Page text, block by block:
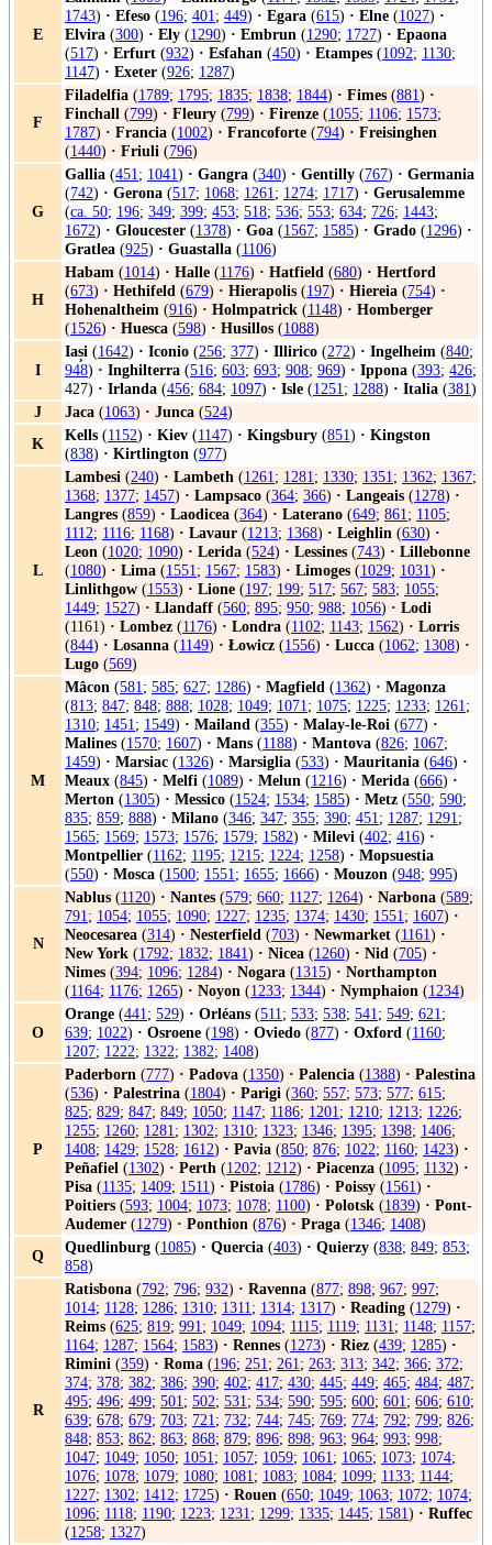
E
1743) · Efeso (196; 401; 449) · Egara (615) · Elne (1027) ·
Elvira (300) · Ely (1290) · Embrun (1290; 1727) · Epaona
(517) · Erfurt (932) · Esfahan (450) · Etampes (1092; 1130;
1147) · Exeter (926; 1287)
F
Filadelfia (1789; 1795; 1835; 1838; 1844) · Fimes (881) ·
Finchall (799) · Fleury (799) · Firenze (1055; 1106; 1573;
1787) · Francia (1002) · Francoforte (794) · Freisinghen
(1440) · Friuli (796)
G
Gallia (451; 1041) · Gangra (340) · Gentilly (767) · Germania
(742) · Gerona (517; 1068; 1261; 1274; 1717) · Gerusalemme
(ca. 50; 196; 349; 399; 453; 518; 536; 553; 634; 726; 1443;
1672) · Gloucester (1378) · Goa (1567; 1585) · Grado (1296) ·
Gratlea (925) · Guastalla (1106)
H
Habam (1014) · Halle (1176) · Hatfield (680) · Hertford
(673) · Hethifeld (679) · Hierapolis (197) · Hiereia (754) ·
Hohenaltheim (916) · Holmpatrick (1148) · Homberger
(1526) · Huesca (598) · Husillos (1088)
I
Iași (1642) · Iconio (256; 377) · Illirico (272) · Ingelheim (840;
948) · Inghilterra (516; 603; 693; 908; 969) · Ippona (393; 426;
427) · Irlanda (456; 684; 1097) · Isle (1251; 1288) · Italia (381)
J
Jaca (1063) · Junca (524)
K
Kells (1152) · Kiev (1147) · Kingsbury (851) · Kingston
(838) · Kirtlington (977)
L
Lambesi (240) · Lambeth (1261; 1281; 1330; 1351; 1362; 1367;
1368; 1377; 1457) · Lampsaco (364; 366) · Langeais (1278) ·
Langres (859) · Laodicea (364) · Laterano (649; 861; 1105;
1112; 1116; 1168) · Lavaur (1213; 1368) · Leighlin (630) ·
Leon (1020; 1090) · Lerida (524) · Lessines (743) · Lillebonne
(1080) · Lima (1551; 1567; 1583) · Limoges (1029; 1031) ·
Linlithgow (1553) · Lione (197; 199; 517; 567; 583; 1055;
1449; 1527) · Llandaff (560; 895; 950; 988; 1056) · Lodi
(1161) · Lombez (1176) · Londra (1102; 1143; 1562) · Lorris
(844) · Losanna (1149) · Łowicz (1556) · Lucca (1062; 1308) ·
Lugo (569)
M
Mâcon (581; 585; 627; 1286) · Magfield (1362) · Magonza
(813; 847; 848; 888; 1028; 1049; 1071; 1075; 1225; 1233; 1261;
1310; 1451; 1549) · Mailand (355) · Malay-le-Roi (677) ·
Malines (1570; 1607) · Mans (1188) · Mantova (826; 1067;
1459) · Marsiac (1326) · Marsiglia (533) · Mauritania (646) ·
Meaux (845) · Melfi (1089) · Melun (1216) · Merida (666) ·
Merton (1305) · Messico (1524; 1534; 1585) · Metz (550; 590;
835; 859; 888) · Milano (346; 347; 355; 390; 451; 1287; 1291;
1565; 1569; 1573; 1576; 1579; 1582) · Milevi (402; 416) ·
Montpellier (1162; 1195; 1215; 1224; 1258) · Mopsuestia
(550) · Mosca (1500; 1551; 1655; 1666) · Mouzon (948; 995)
N
Nablus (1120) · Nantes (579; 660; 1127; 1264) · Narbona (589;
791; 1054; 1055; 1090; 1227; 1235; 1374; 1430; 1551; 1607) ·
Neocesarea (314) · Nesterfield (703) · Newmarket (1161) ·
New York (1792; 1832; 1841) · Nicea (1260) · Nid (705) ·
Nimes (394; 1096; 1284) · Nogara (1315) · Northampton
(1164; 1176; 1265) · Noyon (1233; 1344) · Nymphaion (1234)
O
Orange (441; 529) · Orléans (511; 533; 538; 541; 549; 621;
639; 1022) · Osroene (198) · Oviedo (877) · Oxford (1160;
1207; 1222; 1322; 1382; 1408)
P
Paderborn (777) · Padova (1350) · Palencia (1388) · Palestina
(536) · Palestrina (1804) · Parigi (360; 557; 573; 577; 615;
825; 829; 847; 849; 1050; 1147; 1186; 1201; 1210; 1213; 1226;
1255; 1260; 1281; 1302; 1310; 1323; 1346; 1395; 1398; 1406;
1408; 1429; 1528; 1612) · Pavia (850; 876; 1022; 1160; 1423) ·
Peñafiel (1302) · Perth (1202; 1212) · Piacenza (1095; 1132) ·
Pisa (1135; 1409; 1511) · Pistoia (1786) · Poissy (1561) ·
Poitiers (593; 1004; 1073; 1078; 1100) · Polotsk (1839) · Pont-
Audemer (1279) · Ponthion (876) · Praga (1346; 1408)
Q
Quedlinburg (1085) · Quercia (403) · Quierzy (838; 849; 853;
858)
R
Ratisbona (792; 796; 932) · Ravenna (877; 898; 967; 997;
1014; 1128; 1286; 1310; 1311; 1314; 1317) · Reading (1279) ·
Reims (625; 819; 991; 1049; 1094; 1115; 1119; 1131; 1148; 1157;
1164; 1287; 1564; 1583) · Rennes (1273) · Riez (439; 1285) ·
Rimini (359) · Roma (196; 251; 261; 263; 313; 342; 366; 372;
374; 378; 382; 386; 390; 402; 417; 430; 445; 449; 465; 484; 487;
495; 496; 499; 501; 502; 531; 534; 590; 595; 600; 601; 606; 610;
639; 678; 679; 703; 721; 732; 744; 745; 769; 774; 792; 799; 826;
848; 853; 862; 863; 868; 879; 896; 898; 963; 964; 993; 998;
1047; 1049; 1050; 1051; 1057; 1059; 1061; 1065; 1073; 1074;
1076; 1078; 1079; 1080; 1081; 1083; 1084; 1099; 1133; 1144;
1227; 1302; 1412; 1725) · Rouen (650; 1049; 1063; 1072; 1074;
1096; 1118; 1190; 1223; 1231; 1299; 1335; 1445; 1581) · Ruffec
(1258; 1327)